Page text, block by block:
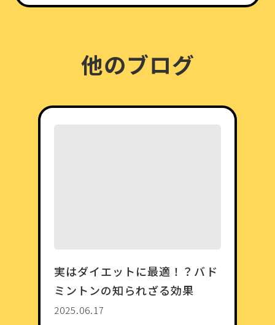
他のブログ
実はダイエットに最適！？バド
ミントンの知られざる効果
2025.06.17